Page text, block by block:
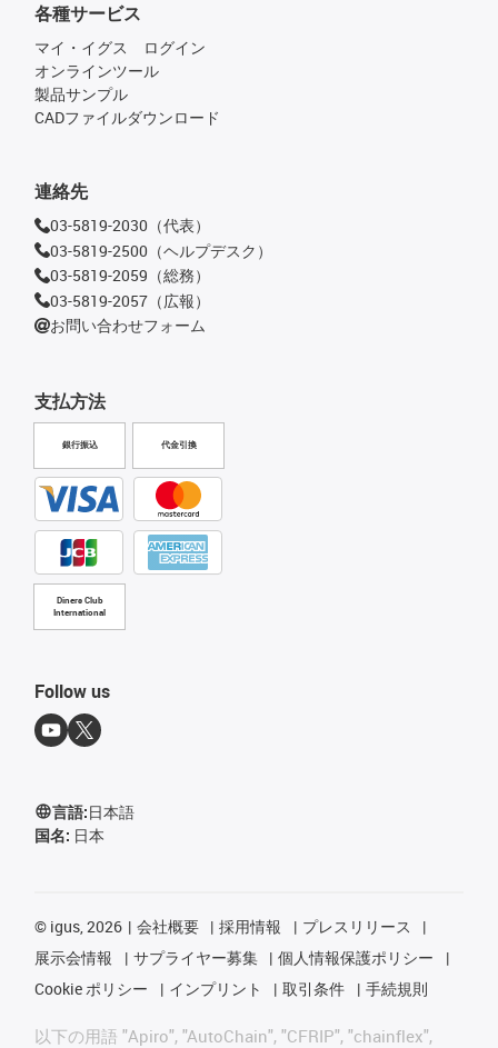
支払方法
銀行振込 代金引換
Diners Club
International
各種サービス
マイ・イグス ログイン
オンラインツール
製品サンプル
CADファイルダウンロード
連絡先
03-5819-2030（代表）
03-5819-2500（ヘルプデスク）
03-5819-2059（総務）
03-5819-2057（広報）
お問い合わせフォーム
Follow us
言語:日本語
国名: 日本
© igus, 2026 会社概要 採用情報
プレスリリース
展示会情報
サプライヤー募集
個人情報保護ポリシー
Cookie ポリシー
インプリント 取引条件 手続規則
以下の用語 "Apiro", "AutoChain", "CFRIP", "chainflex",